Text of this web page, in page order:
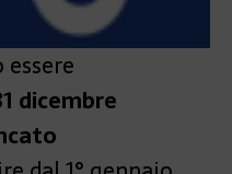
dicembre